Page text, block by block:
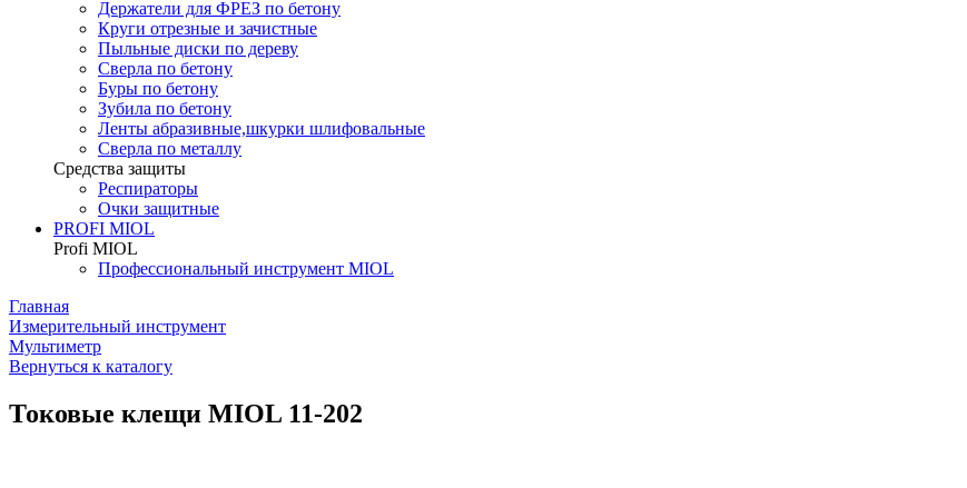
Держатели для ФРЕЗ по бетону
Круги отрезные и зачистные
Пыльные диски по дереву
Сверла по бетону
Буры по бетону
Зубила по бетону
Ленты абразивные,шкурки шлифовальные
Сверла по металлу
Средства защиты
Респираторы
Очки защитные
PROFI MIOL
Profi MIOL
Профессиональный инструмент MIOL
Главная
Измерительный инструмент
Мультиметр
Вернуться к каталогу
Токовые клещи MIOL 11-202